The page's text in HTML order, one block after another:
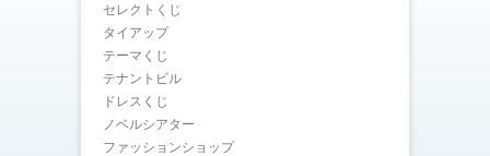
セレクトくじ
タイアップ
テーマくじ
テナントビル
ドレスくじ
ノベルシアター
ファッションショップ